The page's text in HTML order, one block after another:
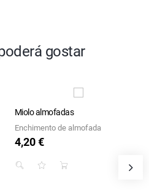
gostar
Miolo almofadas
Enchimento de almofada
Preço
4,20 €